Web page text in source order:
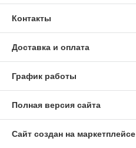
Контакты
Доставка и оплата
График работы
Полная версия сайта
Сайт создан на маркетплейсе